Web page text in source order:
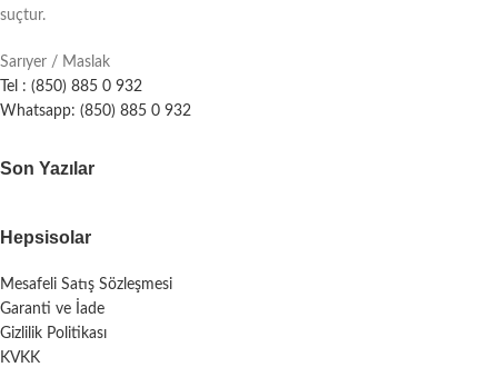
suçtur.
Sarıyer / Maslak
Tel : (850) 885 0 932
Whatsapp: (850) 885 0 932
Son Yazılar
Hepsisolar
Mesafeli Satış Sözleşmesi
Garanti ve İade
Gizlilik Politikası
KVKK